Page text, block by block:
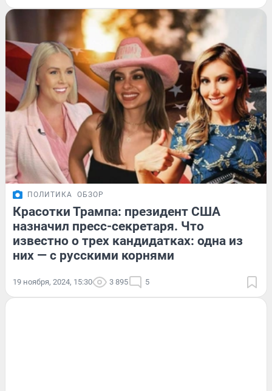
ПОЛИТИКА ОБЗОР
Красотки Трампа: президент США
назначил пресс-секретаря. Что
известно о трех кандидатках: одна из
них — с русскими корнями
19 ноября, 2024, 15:30 3 895 5